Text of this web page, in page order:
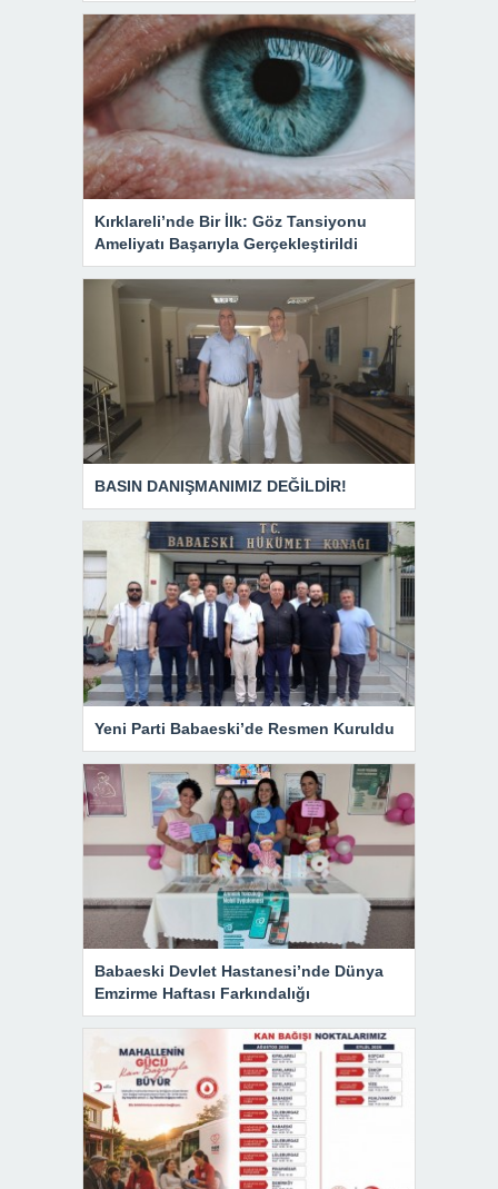
Kırklareli’nde Bir İlk: Göz Tansiyonu
Ameliyatı Başarıyla Gerçekleştirildi
BASIN DANIŞMANIMIZ DEĞİLDİR!
Yeni Parti Babaeski’de Resmen Kuruldu
Babaeski Devlet Hastanesi’nde Dünya
Emzirme Haftası Farkındalığı